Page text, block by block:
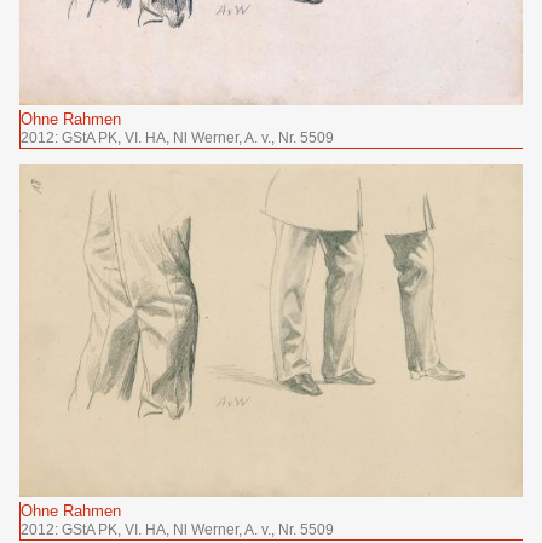
Ohne Rahmen
2012: GStA PK, VI. HA, Nl Werner, A. v., Nr. 5509
Ohne Rahmen
2012: GStA PK, VI. HA, Nl Werner, A. v., Nr. 5509